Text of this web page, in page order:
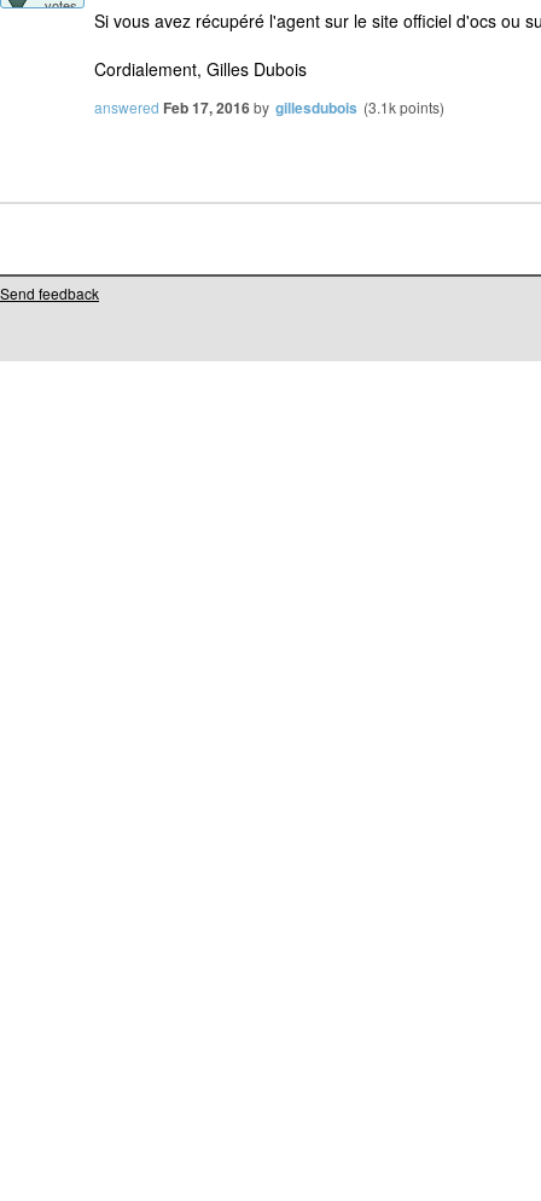
votes
Si vous avez récupéré l'agent sur le site officiel d'ocs ou
Cordialement, Gilles Dubois
answered Feb 17, 2016by gillesdubois (3.1kpoints)
Send feedback